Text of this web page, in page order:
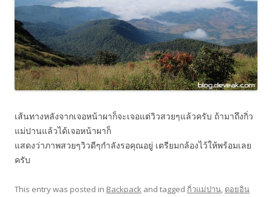
เส้นทางหลังจากเจอหน้าผาก็จะเจอแต่วิวสวยๆแล้วครับ ถ้ามาถึงกิ่ว
แม่ปานแล้วได้เจอหน้าผาก็
แสดงว่าภาพสวยๆวิวดีๆกำลังรอคุณอยู่ เตรียมกล้องไว้ให้พร้อมเลย
ครับ
This entry was posted in Backpack and tagged กิ่วแม่ปาน ดอยอิน